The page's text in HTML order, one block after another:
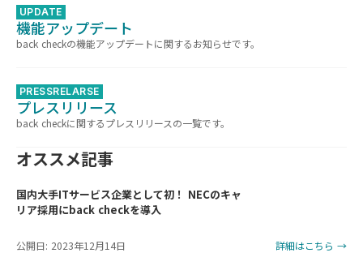
UPDATE
機能アップデート
back checkの機能アップデートに関するお知らせです。
PRESSRELARSE
プレスリリース
back checkに関するプレスリリースの一覧です。
オススメ記事
国内大手ITサービス企業として初！ NECのキャ
リア採用にback checkを導入
公開日: 2023年12月14日 詳細はこちら →